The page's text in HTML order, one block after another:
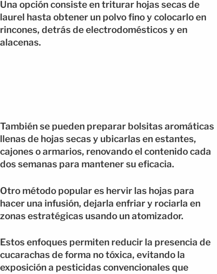
Una opción consiste en triturar hojas secas de
laurel hasta obtener un polvo fino y colocarlo en
rincones, detrás de electrodomésticos y en
alacenas.
También se pueden preparar bolsitas aromáticas
llenas de hojas secas y ubicarlas en estantes,
cajones o armarios, renovando el contenido cada
dos semanas para mantener su eficacia.
Otro método popular es hervir las hojas para
hacer una infusión, dejarla enfriar y rociarla en
zonas estratégicas usando un atomizador.
Estos enfoques permiten reducir la presencia de
cucarachas de forma no tóxica, evitando la
exposición a pesticidas convencionales que